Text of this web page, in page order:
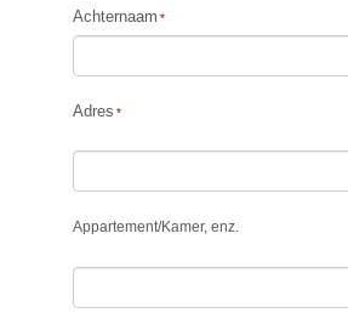
Achternaam
Adres
Appartement/Kamer, enz.